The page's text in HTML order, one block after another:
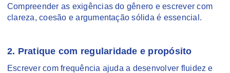
Compreender as exigências do gênero e escrever com
clareza, coesão e argumentação sólida é essencial.
2. Pratique com regularidade e propósito
Escrever com frequência ajuda a desenvolver fluidez e